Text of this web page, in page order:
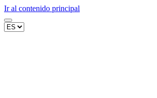
Ir al contenido principal